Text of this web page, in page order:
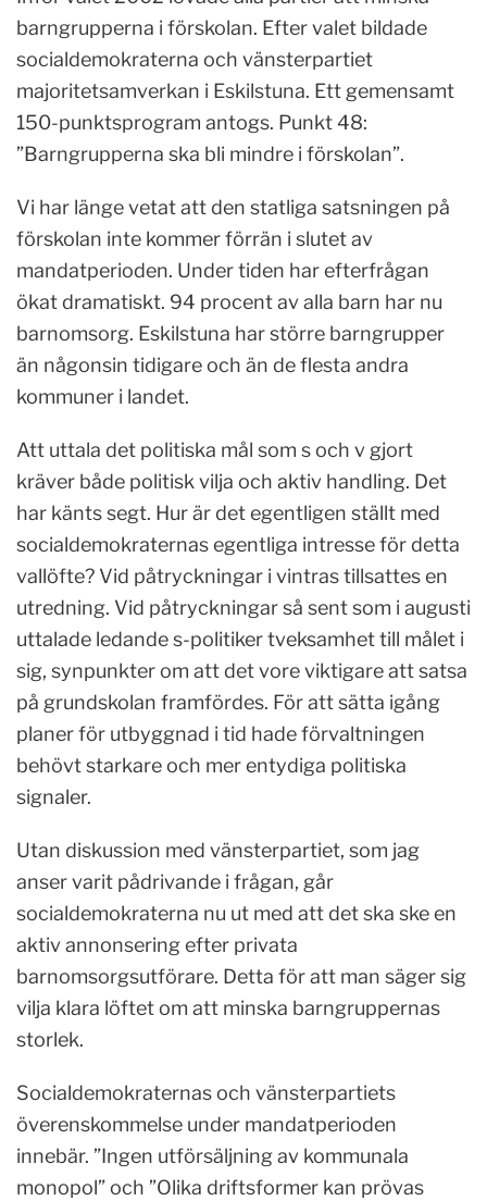
barngrupperna i förskolan. Efter valet bildade
socialdemokraterna och vänsterpartiet
majoritetsamverkan i Eskilstuna. Ett gemensamt
150-punktsprogram antogs. Punkt 48:
”Barngrupperna ska bli mindre i förskolan”.
Vi har länge vetat att den statliga satsningen på
förskolan inte kommer förrän i slutet av
mandatperioden. Under tiden har efterfrågan
ökat dramatiskt. 94 procent av alla barn har nu
barnomsorg. Eskilstuna har större barngrupper
än någonsin tidigare och än de flesta andra
kommuner i landet.
Att uttala det politiska mål som s och v gjort
kräver både politisk vilja och aktiv handling. Det
har känts segt. Hur är det egentligen ställt med
socialdemokraternas egentliga intresse för detta
vallöfte? Vid påtryckningar i vintras tillsattes en
utredning. Vid påtryckningar så sent som i augusti
uttalade ledande s-politiker tveksamhet till målet i
sig, synpunkter om att det vore viktigare att satsa
på grundskolan framfördes. För att sätta igång
planer för utbyggnad i tid hade förvaltningen
behövt starkare och mer entydiga politiska
signaler.
Utan diskussion med vänsterpartiet, som jag
anser varit pådrivande i frågan, går
socialdemokraterna nu ut med att det ska ske en
aktiv annonsering efter privata
barnomsorgsutförare. Detta för att man säger sig
vilja klara löftet om att minska barngruppernas
storlek.
Socialdemokraternas och vänsterpartiets
överenskommelse under mandatperioden
innebär. ”Ingen utförsäljning av kommunala
monopol” och ”Olika driftsformer kan prövas